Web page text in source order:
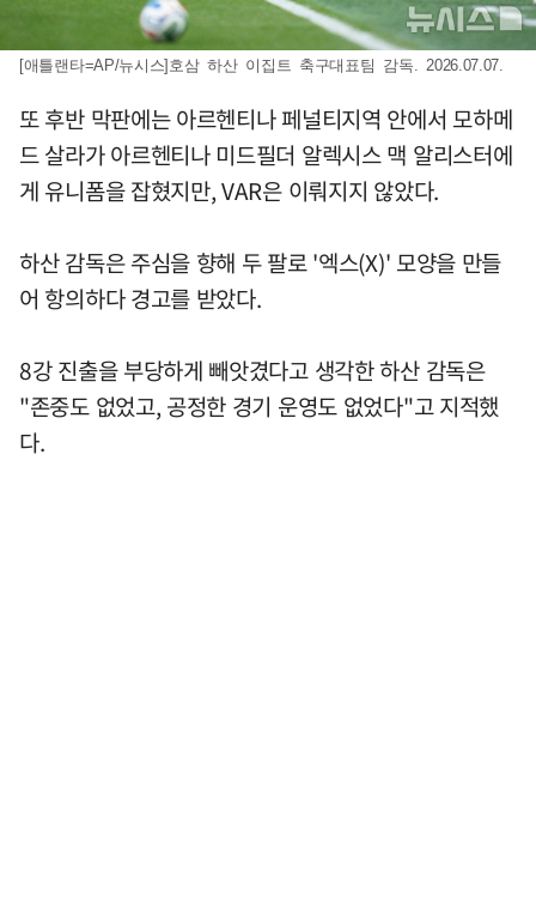
[애틀랜타=AP/뉴시스]호삼 하산 이집트 축구대표팀 감독. 2026.07.07.
또 후반 막판에는 아르헨티나 페널티지역 안에서 모하메
드 살라가 아르헨티나 미드필더 알렉시스 맥 알리스터에
게 유니폼을 잡혔지만, VAR은 이뤄지지 않았다.
하산 감독은 주심을 향해 두 팔로 '엑스(X)' 모양을 만들
어 항의하다 경고를 받았다.
8강 진출을 부당하게 빼앗겼다고 생각한 하산 감독은
"존중도 없었고, 공정한 경기 운영도 없었다"고 지적했
다.